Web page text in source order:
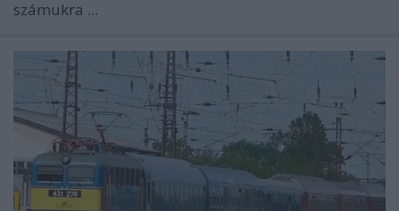
számukra ...